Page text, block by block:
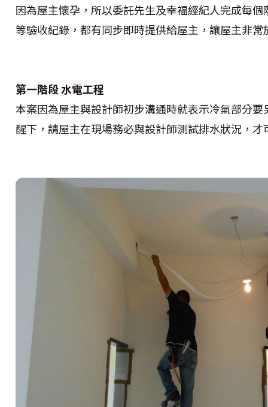
因為屋主懷孕，所以委託先生及幸福經紀人完成每
等驗收紀錄，都有同步即時提供給屋主，讓屋主非常
第一階段 水電工程
本案因為屋主與設計師初步溝通時就表示冷氣部分
醒下，請屋主在現場務必與設計師測試排水狀況，